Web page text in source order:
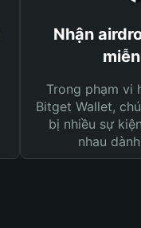
Nhận
Trong phạm vi
Bitget Wallet,
bị nhiều sự
nhau